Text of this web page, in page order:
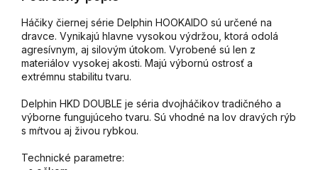
Háčiky čiernej série Delphin HOOKAIDO sú určené na
dravce. Vynikajú hlavne vysokou výdržou, ktorá odolá
agresívnym, aj silovým útokom. Vyrobené sú len z
materiálov vysokej akosti. Majú výbornú ostrosť a
extrémnu stabilitu tvaru.
Delphin HKD DOUBLE je séria dvojháčikov tradičného a
výborne fungujúceho tvaru. Sú vhodné na lov dravých rýb
s mŕtvou aj živou rybkou.
Technické parametre: